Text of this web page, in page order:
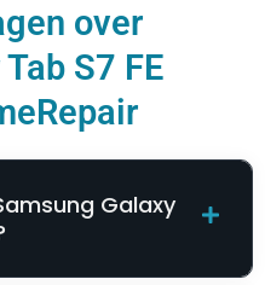
over
S7 FE
Galaxy